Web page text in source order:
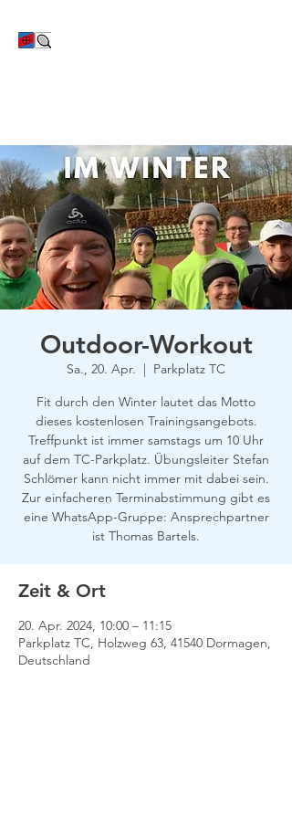
Outdoor-Workout
Sa., 20. Apr.
  |
Parkplatz TC
Fit durch den Winter lautet das Motto
dieses kostenlosen Trainingsangebots.
Treffpunkt ist immer samstags um 10 Uhr
auf dem TC-Parkplatz. Übungsleiter Stefan
Schlömer kann nicht immer mit dabei sein.
Zur einfacheren Terminabstimmung gibt es
eine WhatsApp-Gruppe: Ansprechpartner
ist Thomas Bartels.
Zeit & Ort
20. Apr. 2024, 10:00 – 11:15
Parkplatz TC, Holzweg 63, 41540 Dormagen,
Deutschland